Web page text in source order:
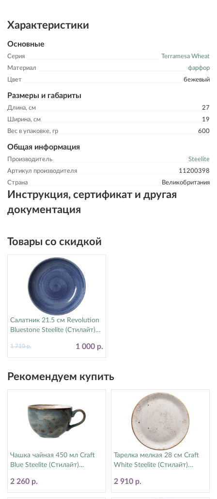
Характеристики
Основные
Серия
Terramesa Wheat
Материал
фарфор
Цвет
бежевый
Размеры и габариты
Длина, см
27
Ширина, см
19
Вес в упаковке, гр
600
Общая информация
Производитель
Steelite
Артикул производителя
11200398
Страна
Великобритания
Инструкция, сертификат и другая
документация
Товары со скидкой
Салатник 21.5 см Revolution
Bluestone Steelite (Стилайт)
1 000 р.
1 710 р.
Рекомендуем купить
Чашка чайная 450 мл Craft
Blue Steelite (Стилайт)
2 260 р.
Тарелка мелкая 28 см Craft
White Steelite (Стилайт)
2 910 р.